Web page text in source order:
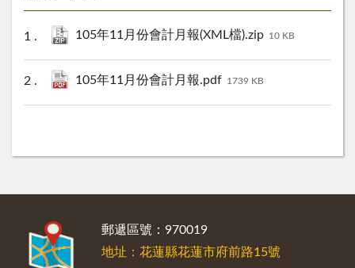
105年11月份會計月報(XML檔).zip 10 KB
105年11月份會計月報.pdf 1739 KB
郵遞區號：970019
地址：花蓮縣花蓮市府前路15號